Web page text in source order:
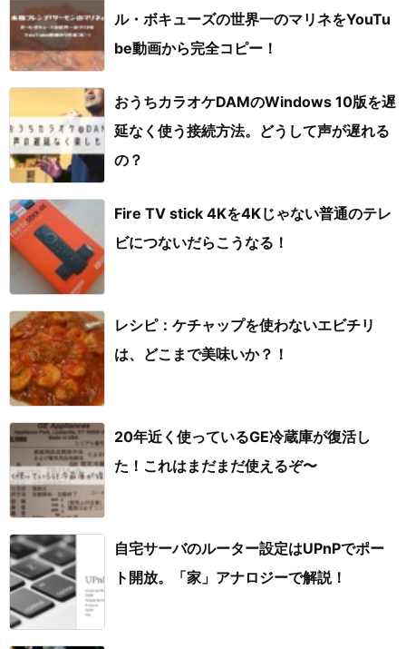
ル・ボキューズの世界一のマリネをYouTu
be動画から完全コピー！
おうちカラオケDAMのWindows 10版を遅
延なく使う接続方法。どうして声が遅れる
の？
Fire TV stick 4Kを4Kじゃない普通のテレ
ビにつないだらこうなる！
レシピ：ケチャップを使わないエビチリ
は、どこまで美味いか？！
20年近く使っているGE冷蔵庫が復活し
た！これはまだまだ使えるぞ〜
自宅サーバのルーター設定はUPnPでポー
ト開放。「家」アナロジーで解説！